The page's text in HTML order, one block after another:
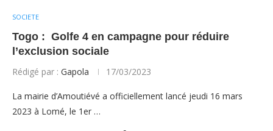
SOCIETE
Togo : Golfe 4 en campagne pour réduire
l’exclusion sociale
Rédigé par : Gapola 17/03/2023
La mairie d’Amoutiévé a officiellement lancé jeudi 16 mars
2023 à Lomé, le 1er …